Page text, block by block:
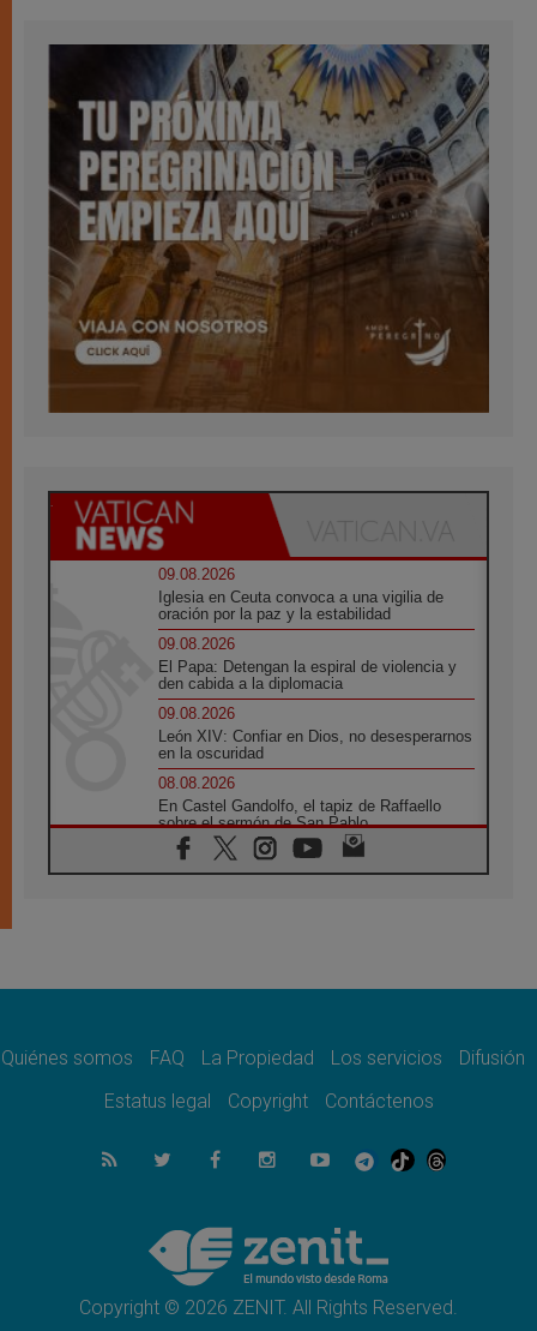
09.08.2026
Iglesia en Ceuta convoca a una vigilia de
oración por la paz y la estabilidad
09.08.2026
El Papa: Detengan la espiral de violencia y
den cabida a la diplomacia
09.08.2026
León XIV: Confiar en Dios, no desesperarnos
en la oscuridad
08.08.2026
En Castel Gandolfo, el tapiz de Raffaello
sobre el sermón de San Pablo
08.08.2026
En Colombia, «la paz no se compra con una
08.08.2026
08.08.2026
del Buen Consejo de Genazzano
Filipinas: el Vicariato Apostólico de Calapán
se convierte en diócesis
Honduras: Los desplazados invisibles de una
crisis olvidada
Quiénes somos FAQ La Propiedad Los servicios
Difusión
Estatus legal
Copyright Contáctenos
Copyright © 2026 ZENIT. All Rights Reserved.